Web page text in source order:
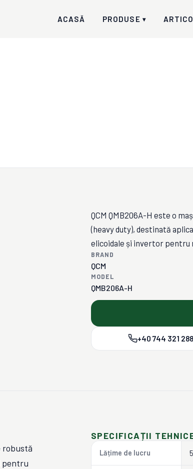
ACASĂ PRODUSE ▾
QCM QMB206A-H este o
(heavy duty), destinată
elicoidale și invertor pentru
BRAND
QCM
MODEL
QMB206A-H
+40 744 321 288
robustă
pentru
SPECIFICAȚII
Lățime de lucru